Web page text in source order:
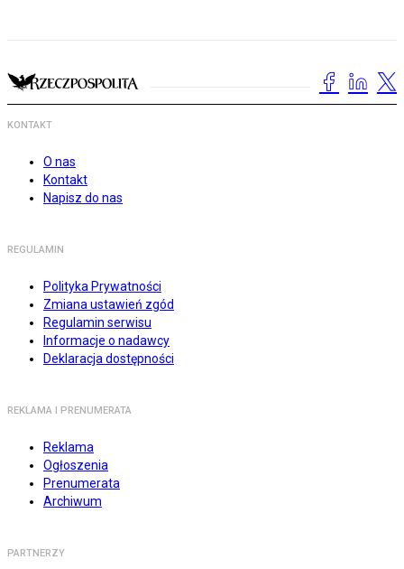
KONTAKT
O nas
Kontakt
Napisz do nas
REGULAMIN
Polityka Prywatności
Zmiana ustawień zgód
Regulamin serwisu
Informacje o nadawcy
Deklaracja dostępności
REKLAMA I PRENUMERATA
Reklama
Ogłoszenia
Prenumerata
Archiwum
PARTNERZY